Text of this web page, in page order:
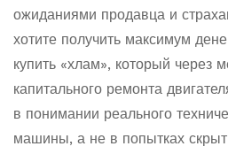
ожиданиями продавца и
хотите получить максимум
купить «хлам», который через
капитального ремонта
в понимании реального
машины, а не в попытках